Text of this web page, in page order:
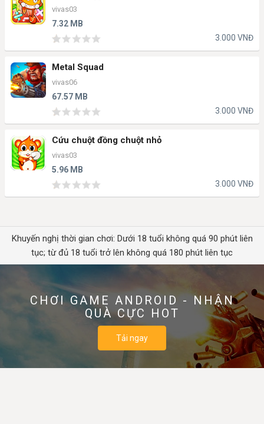
vivas03
7.32 MB
3.000 VNĐ
Metal Squad
vivas06
67.57 MB
3.000 VNĐ
Cứu chuột đồng chuột nhỏ
vivas03
5.96 MB
3.000 VNĐ
Khuyến nghị thời gian chơi: Dưới 18 tuổi không quá 90 phút liên
tục; từ đủ 18 tuổi trở lên không quá 180 phút liên tục
CHƠI GAME ANDROID - NHẬN
QUÀ CỰC HOT
Tải ngay